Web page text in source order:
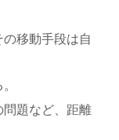
移動手段は自
問題など、距離